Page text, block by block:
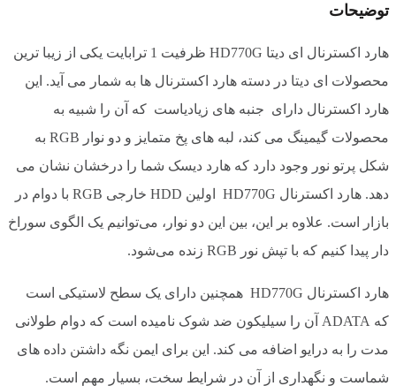
توضیحات
هارد اکسترنال ای دیتا HD770G ظرفیت 1 ترابایت یکی از زیبا ترین
محصولات ای دیتا در دسته هارد اکسترنال ها به شمار می آید. این
هارد اکسترنال دارای جنبه های زیادیاست که آن را شبیه به
محصولات گیمینگ می کند، لبه های پخ متمایز و دو نوار RGB به
شکل پرتو نور وجود دارد که هارد دیسک شما را درخشان نشان می
دهد. هارد اکسترنال HD770G اولین HDD خارجی RGB با دوام در
بازار است. علاوه بر این، بین این دو نوار، می‌توانیم یک الگوی سوراخ‌
دار پیدا کنیم که با تپش نور RGB زنده می‌شود.
هارد اکسترنال HD770G همچنین دارای یک سطح لاستیکی است
که ADATA آن را سیلیکون ضد شوک نامیده است که دوام طولانی
مدت را به درایو اضافه می کند. این برای ایمن نگه داشتن داده های
شماست و نگهداری از آن در شرایط سخت، بسیار مهم است.